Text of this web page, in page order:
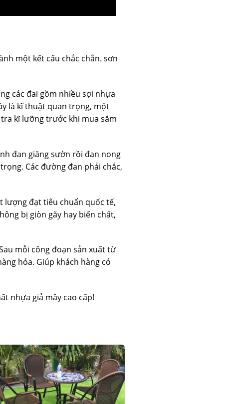
một kết cấu chắc chắn. sơn
các đai gồm nhiều sợi nhựa
là kĩ thuật quan trọng, một
kĩ lưỡng trước khi mua sắm
đan giăng sườn rồi đan nong
Các đường đan phải chắc,
lượng đạt tiêu chuẩn quốc tế,
bị giòn gãy hay biến chất,
mỗi công đoạn sản xuất từ
hóa. Giúp khách hàng có
nhựa giả mây cao cấp!